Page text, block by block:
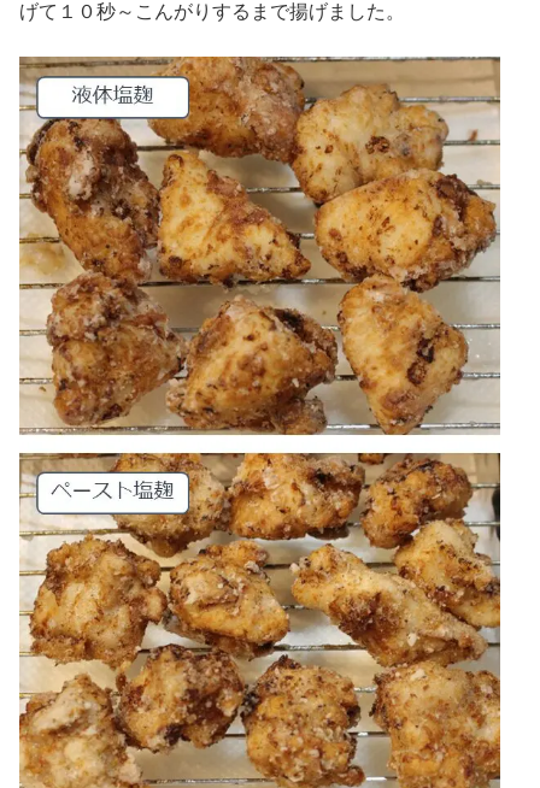
げて１０秒～こんがりするまで揚げました。